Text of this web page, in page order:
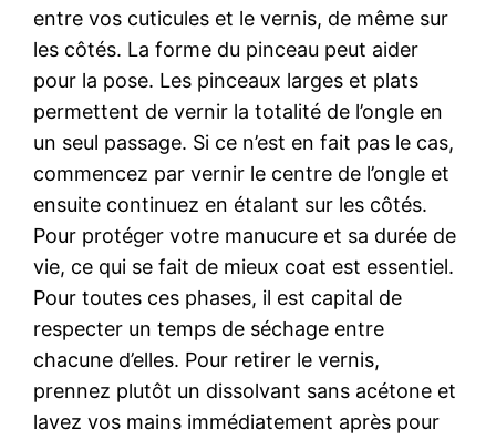
entre vos cuticules et le vernis, de même sur
les côtés. La forme du pinceau peut aider
pour la pose. Les pinceaux larges et plats
permettent de vernir la totalité de l’ongle en
un seul passage. Si ce n’est en fait pas le cas,
commencez par vernir le centre de l’ongle et
ensuite continuez en étalant sur les côtés.
Pour protéger votre manucure et sa durée de
vie, ce qui se fait de mieux coat est essentiel.
Pour toutes ces phases, il est capital de
respecter un temps de séchage entre
chacune d’elles. Pour retirer le vernis,
prennez plutôt un dissolvant sans acétone et
lavez vos mains immédiatement après pour